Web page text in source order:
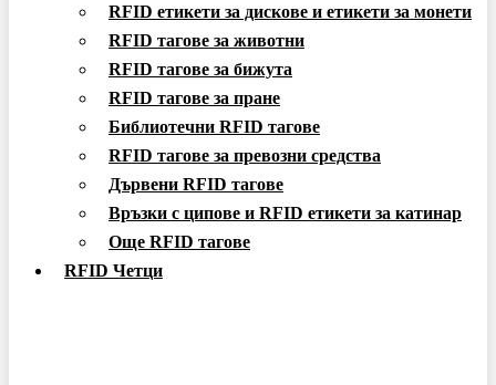
RFID етикети за дискове и етикети за монети
RFID тагове за животни
RFID тагове за бижута
RFID тагове за пране
Библиотечни RFID тагове
RFID тагове за превозни средства
Дървени RFID тагове
Връзки с ципове и RFID етикети за катинар
Още RFID тагове
RFID Четци